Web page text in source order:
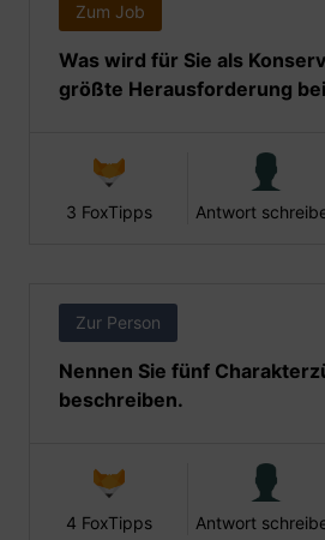
Zum Job
Was wird für Sie als
größte Herausforderung
3 FoxTipps Antwort
Zur Person
Nennen Sie fünf
beschreiben.
4 FoxTipps Antwort